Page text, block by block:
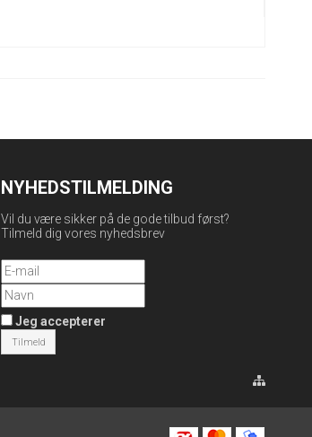
NYHEDSTILMELDING
Vil du være sikker på de gode tilbud først?
Tilmeld dig vores nyhedsbrev
Jeg accepterer
Tilmeld